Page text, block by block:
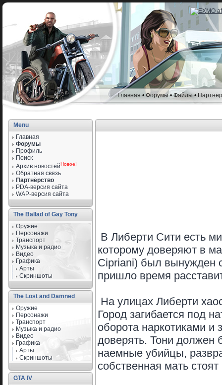
Главная • Форумы•Файлы•
Menu
Главная
Форумы
Профиль
Поиск
Архив новостейНовое!
Обратная связь
Партнёрство
PDA-версия сайта
WAP-версия сайта
The Ballad of Gay Tony
Оружие
Персонажи
Транспорт
Музыка и радио
Видео
Графика
Арты
Скриншоты
The Lost and Damned
Оружие
Персонажи
Транспорт
Музыка и радио
Видео
Графика
Арты
Скриншоты
GTA IV
В Либерти Сити есть
которому доверяют в
Cipriani) был вынужден
пришло время
На улицах Либерти
Город загибается под
оборота наркотиками и
доверять. Тони должен
наемные убийцы,
собственная мать стоят